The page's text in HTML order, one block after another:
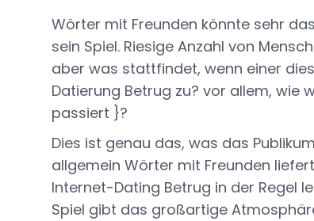
Wörter mit Freunden könnte sehr
sein Spiel. Riesige Anzahl von
aber was stattfindet, wenn einer
Datierung Betrug zu? vor allem, wie
passiert }?
Dies ist genau das, was das
allgemein Wörter mit Freunden
Internet-Dating Betrug in der Regel
Spiel gibt das großartige